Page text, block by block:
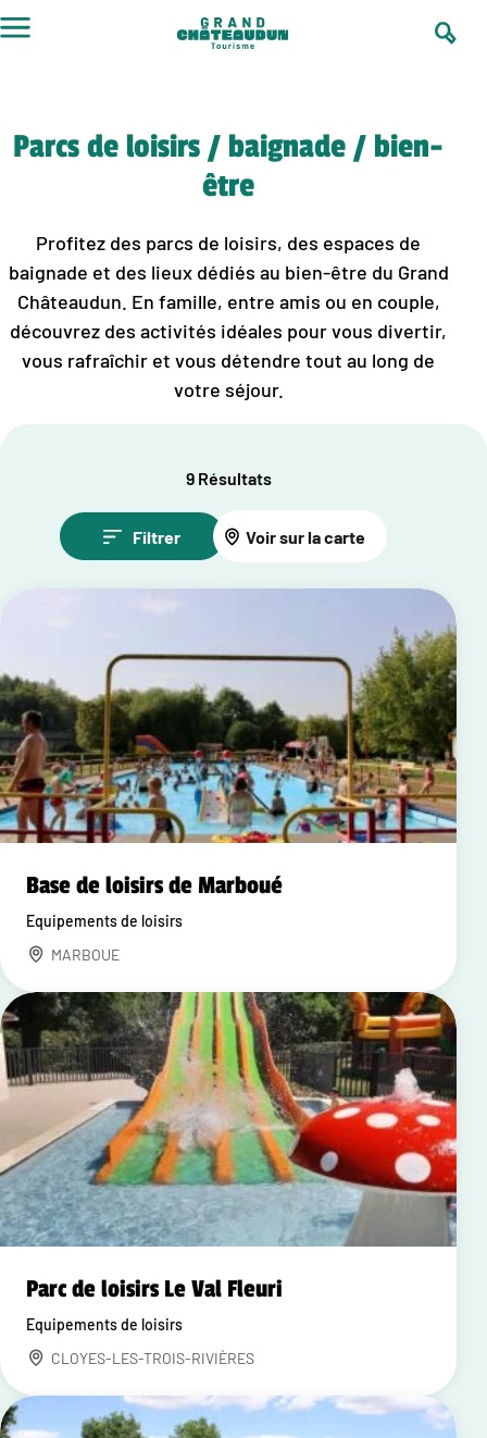
au
Parcs de loisirs / baignade / bien-
être
Profitez des parcs de loisirs, des espaces de
baignade et des lieux dédiés au bien-être du Grand
Châteaudun. En famille, entre amis ou en couple,
découvrez des activités idéales pour vous divertir,
vous rafraîchir et vous détendre tout au long de
votre séjour.
9 Résultats
Filtrer Voir sur la carte
Base de loisirs de Marboué
Equipements de loisirs
MARBOUE
Parc de loisirs Le Val Fleuri
Equipements de loisirs
CLOYES-LES-TROIS-RIVIÈRES